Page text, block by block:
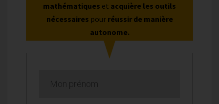
mathématiques et acquière les outils
nécessaires pour réussir de manière
autonome.